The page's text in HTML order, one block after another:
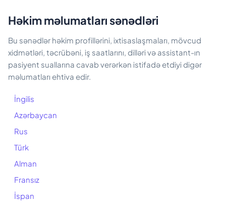
Həkim məlumatları sənədləri
Bu sənədlər həkim profillərini, ixtisaslaşmaları, mövcud
xidmətləri, təcrübəni, iş saatlarını, dilləri və assistant-ın
pasiyent suallarına cavab verərkən istifadə etdiyi digər
məlumatları ehtiva edir.
İngilis
Azərbaycan
Rus
Türk
Alman
Fransız
İspan